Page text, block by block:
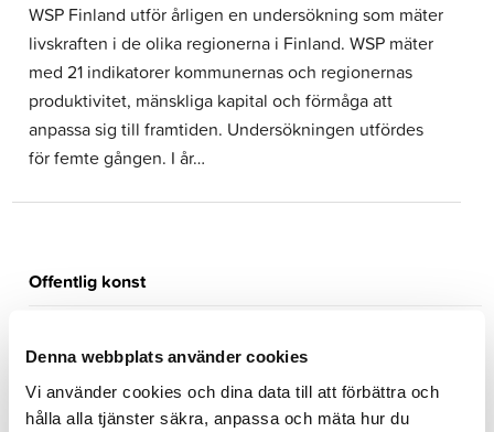
Denna webbplats använder cookies
Vi använder cookies och dina data till att förbättra och
hålla alla tjänster säkra, anpassa och mäta hur du
WSP Finland utför årligen en undersökning som mäter
livskraften i de olika regionerna i Finland. WSP mäter
med 21 indikatorer kommunernas och regionernas
produktivitet, mänskliga kapital och förmåga att
anpassa sig till framtiden. Undersökningen utfördes
för femte gången. I år…
Offentlig konst